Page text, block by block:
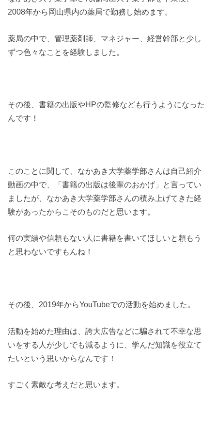
2008年から岡山県内の薬局で勤務し始めます。
薬局の中で、管理薬剤師、マネジャー、経営幹部と少し
ずつ色々なことを経験しました。
その後、書籍の出版やHPの監修なども行うようになった
んです！
このことに関して、なかあき大学薬学部さんは自己紹介
動画の中で、「書籍の出版は後輩のおかげ」と言ってい
ましたが、なかあき大学薬学部さんの積み上げてきた経
験があったからこそのものだと思います。
何の実績や信頼もない人に書籍を書いてほしいと頼もう
と思わないですもんね！
その後、2019年からYouTubeでの活動を始めました。
活動を始めた理由は、誇大広告などに騙されて不幸な思
いをする人が少しでも減るように、学んだ知識を役立て
たいという思いからなんです！
すごく素敵な考えだと思います。